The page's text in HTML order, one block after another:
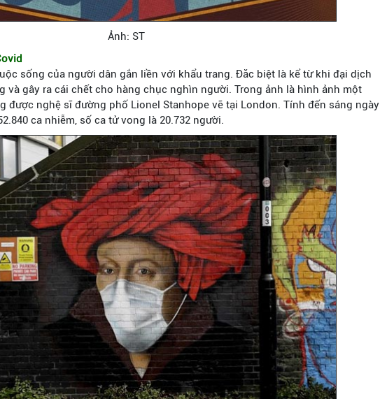
Ảnh: ST
sống của người dân gắn liền với khẩu trang. Đăc biệt là kể từ khi đại dịch
và gây ra cái chết cho hàng chục nghìn người. Trong ảnh là hình ảnh một
được nghệ sĩ đường phố Lionel Stanhope vẽ tại London. Tính đến sáng ngày
ca nhiễm, số ca tử vong là 20.732 người.